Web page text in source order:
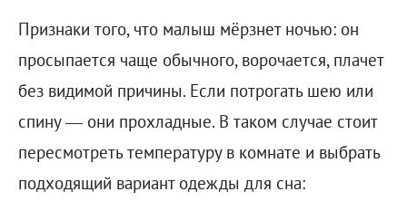
Признаки того, что малыш мёрзнет ночью: он
просыпается чаще обычного, ворочается, плачет
без видимой причины. Если потрогать шею или
спину — они прохладные. В таком случае стоит
пересмотреть температуру в комнате и выбрать
подходящий вариант одежды для сна: